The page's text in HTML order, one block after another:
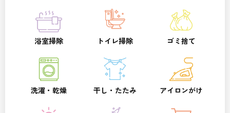
浴室掃除 トイレ掃除 ゴミ捨て
洗濯・乾燥 干し・たたみ アイロンがけ